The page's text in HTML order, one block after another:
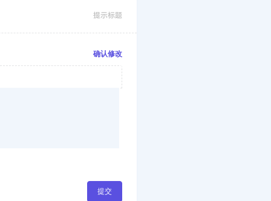
提示标题
确认修改
提交